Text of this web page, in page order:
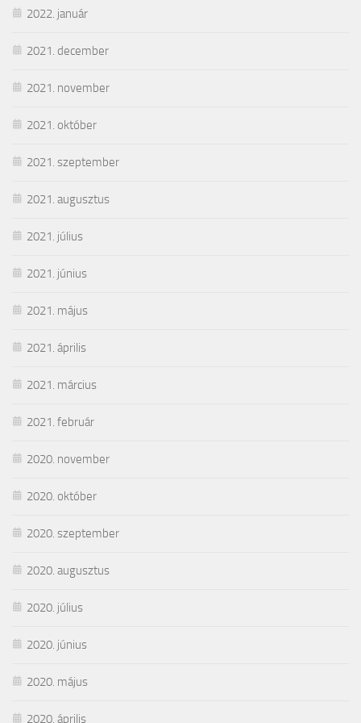
2022. január
2021. december
2021. november
2021. október
2021. szeptember
2021. augusztus
2021. július
2021. június
2021. május
2021. április
2021. március
2021. február
2020. november
2020. október
2020. szeptember
2020. augusztus
2020. július
2020. június
2020. május
2020. április